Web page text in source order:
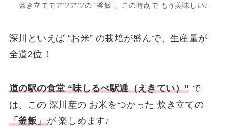
炊き立てでアツアツの “釜飯”、この時点で もう美味しい♪
深川といえば “お米” の栽培が盛んで、生産量が
全道2位！
道の駅の食堂 “味しるべ駅逓（えきてい）” で
は、この 深川産の お米をつかった 炊き立ての
「釜飯」が 楽しめます♪